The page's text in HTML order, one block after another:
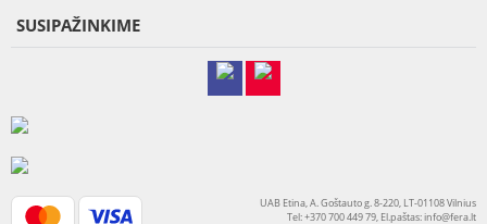
SUSIPAŽINKIME
UAB Etina, A. Goštauto g. 8-220, LT-01108 Vilnius
Tel: +370 700 449 79, El.paštas:info@fera.lt